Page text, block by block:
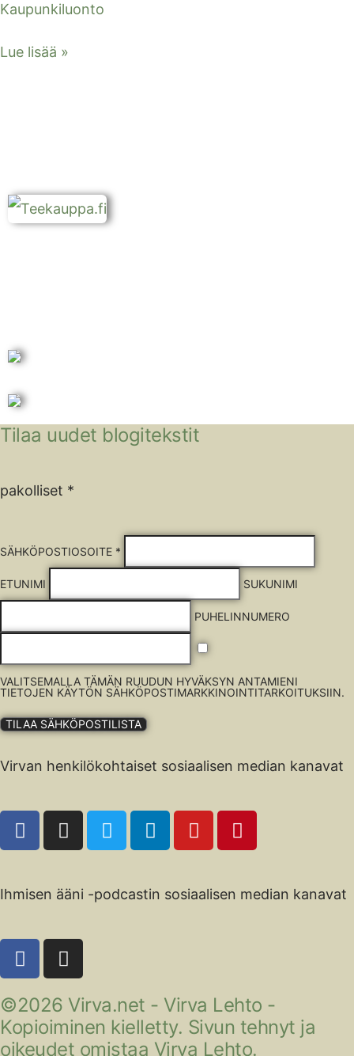
Kaupunkiluonto
Lue lisää »
Tilaa uudet blogitekstit
pakolliset *
SÄHKÖPOSTIOSOITE *
ETUNIMI SUKUNIMI
PUHELINNUMERO
VALITSEMALLA TÄMÄN RUUDUN HYVÄKSYN ANTAMIENI
TIETOJEN KÄYTÖN SÄHKÖPOSTIMARKKINOINTITARKOITUKSIIN.
TILAA SÄHKÖPOSTILISTA
Virvan henkilökohtaiset sosiaalisen median kanavat
Ihmisen ääni -podcastin sosiaalisen median kanavat
©2026 Virva.net - Virva Lehto -
Kopioiminen kielletty. Sivun tehnyt ja
oikeudet omistaa Virva Lehto.​